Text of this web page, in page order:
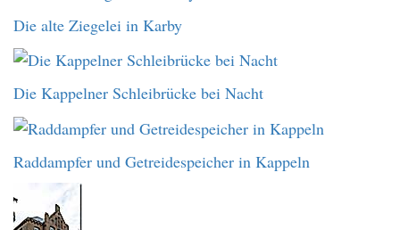
Die alte Ziegelei in Karby
Die Kappelner Schleibrücke bei Nacht
Raddampfer und Getreidespeicher in Kappeln